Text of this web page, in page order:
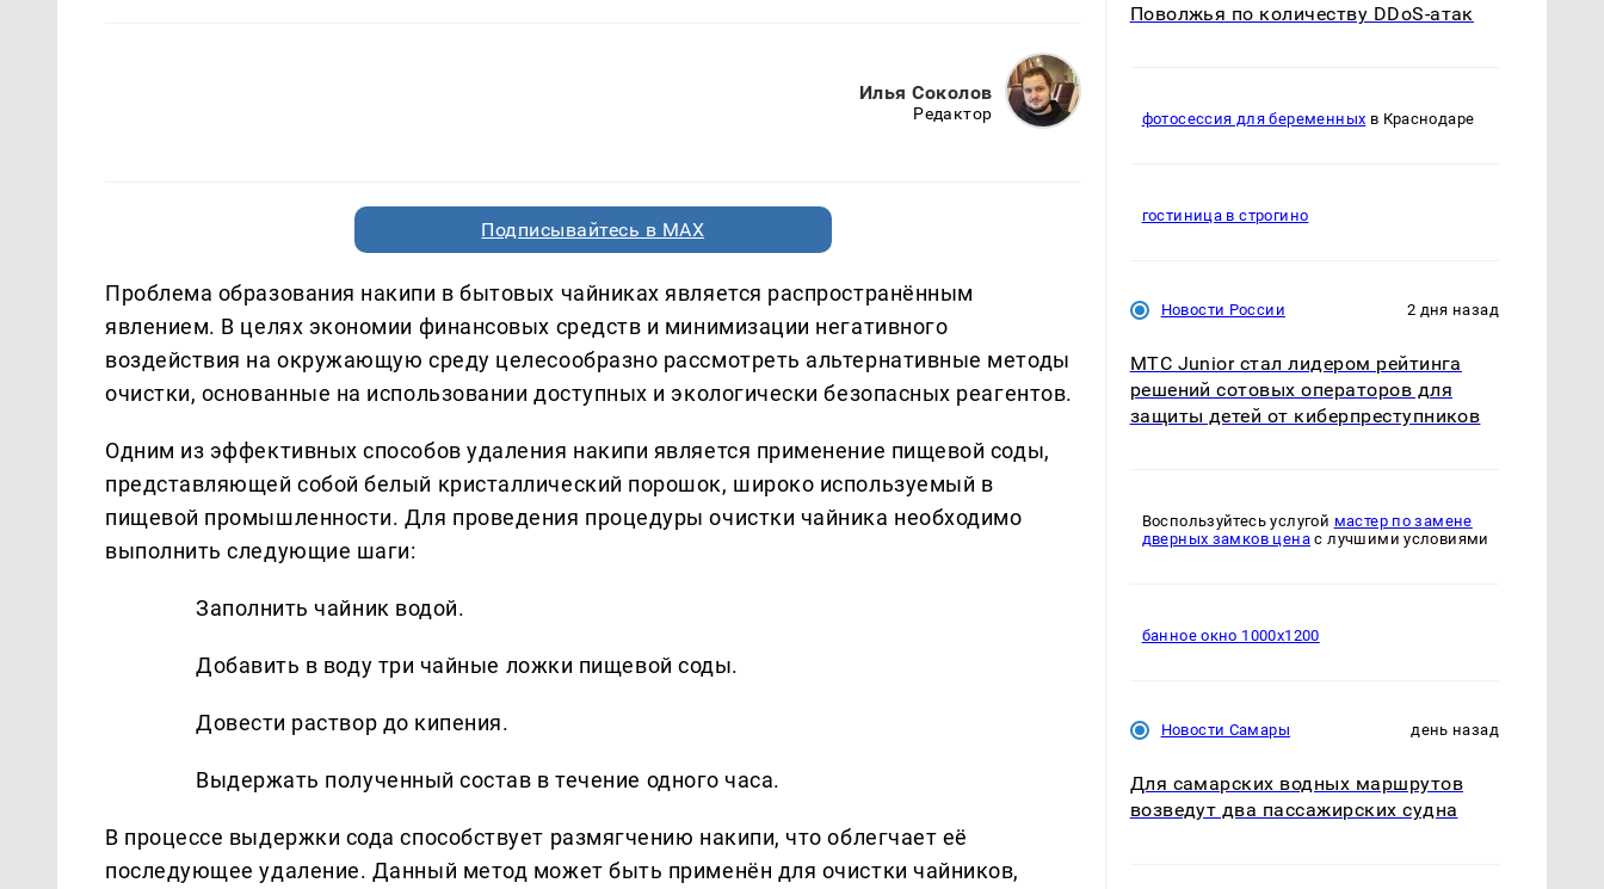
Илья Соколов
Редактор
Подписывайтесь в MAX
Проблема образования накипи в бытовых чайниках является распространённым
явлением. В целях экономии финансовых средств и минимизации негативного
воздействия на окружающую среду целесообразно рассмотреть альтернативные методы
очистки, основанные на использовании доступных и экологически безопасных реагентов.
Одним из эффективных способов удаления накипи является применение пищевой соды,
представляющей собой белый кристаллический порошок, широко используемый в
пищевой промышленности. Для проведения процедуры очистки чайника необходимо
выполнить следующие шаги:
Заполнить чайник водой.
Добавить в воду три чайные ложки пищевой соды.
Довести раствор до кипения.
Выдержать полученный состав в течение одного часа.
В процессе выдержки сода способствует размягчению накипи, что облегчает её
последующее удаление. Данный метод может быть применён для очистки чайников,
Поволжья по количеству DDoS-атак
фотосессия для беременных в Краснодаре
гостиница в строгино
Новости России 2 дня назад
МТС Junior стал лидером рейтинга
решений сотовых операторов для
защиты детей от киберпреступников
Воспользуйтесь услугой мастер по замене
дверных замков цена с лучшими условиями
банное окно 1000х1200
Новости Самары день назад
Для самарских водных маршрутов
возведут два пассажирских судна